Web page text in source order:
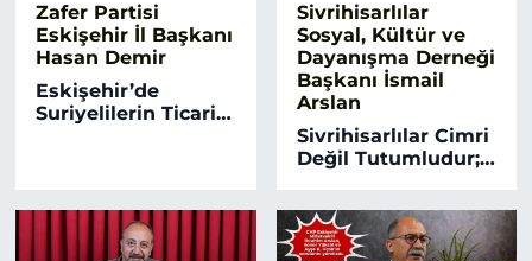
Zafer Partisi
Eskişehir İl Başkanı
Hasan Demir
Eskişehir’de
Suriyelilerin Ticari
Sivrihisarlılar
Sosyal, Kültür ve
Dayanışma Derneği
Başkanı İsmail
Arslan
Sivrihisarlılar Cimri
Değil Tutumludur;